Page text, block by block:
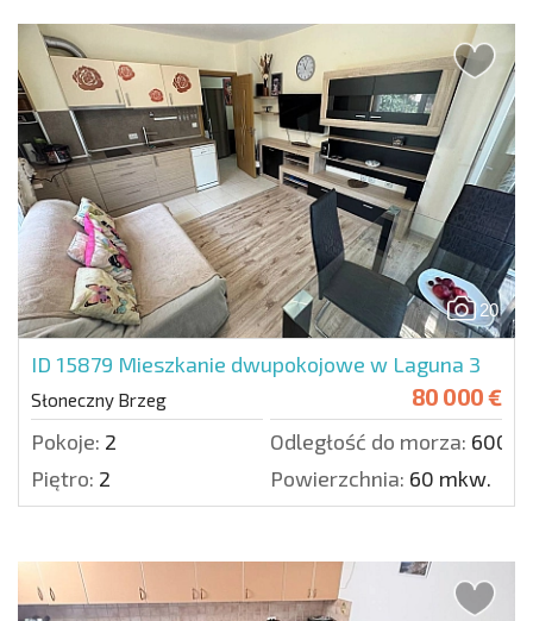
20
ID 15879 Mieszkanie dwupokojowe w Laguna 3
Słoneczny Brzeg 80 000 €
Pokoje: 2 Odległość do morza: 600
Piętro: 2 Powierzchnia: 60 mkw.